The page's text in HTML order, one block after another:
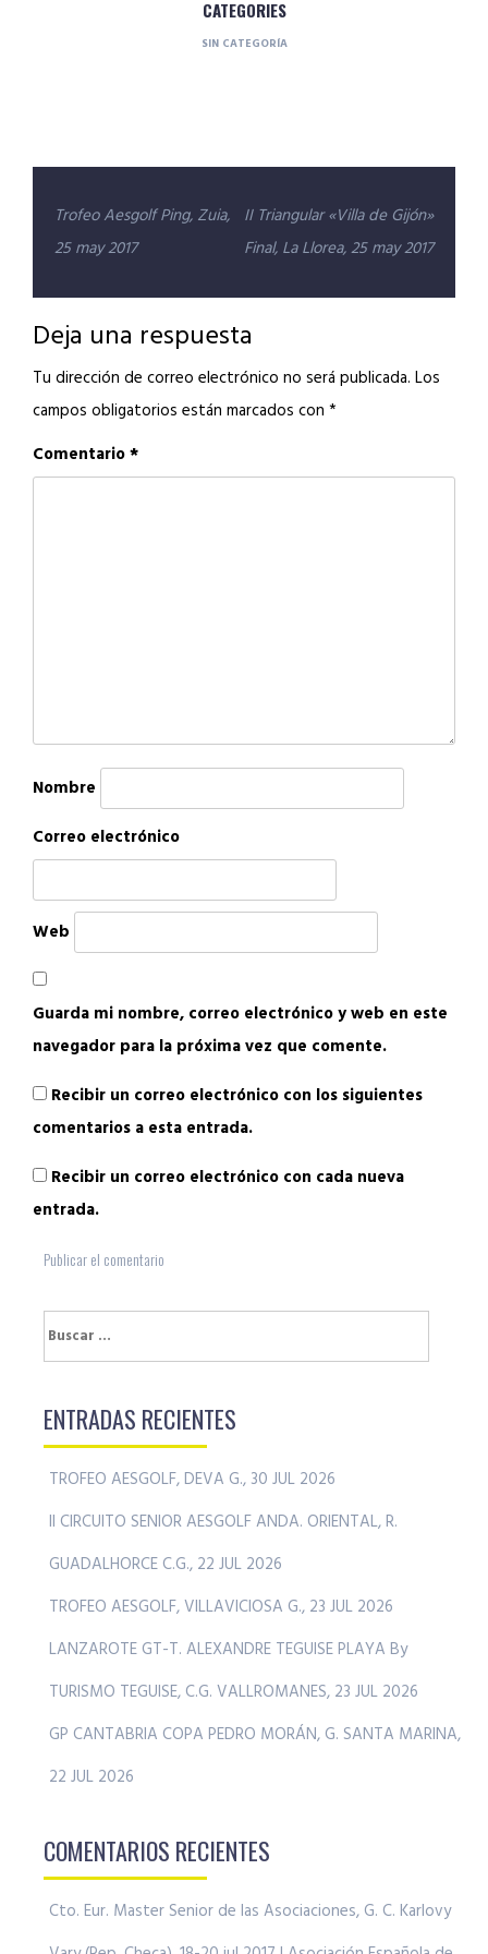
CATEGORIES
SIN CATEGORÍA
Navegación
de
entradas
Trofeo Aesgolf Ping, Zuia,
25 may 2017
II Triangular «Villa de Gijón»
Final, La Llorea, 25 may 2017
Deja una respuesta
Tu dirección de correo electrónico no será publicada. Los
campos obligatorios están marcados con *
Comentario*
Nombre
Correo electrónico
Web
Guarda mi nombre, correo electrónico y web en este
navegador para la próxima vez que comente.
Recibir un correo electrónico con los siguientes
comentarios a esta entrada.
Recibir un correo electrónico con cada nueva
entrada.
Buscar:
ENTRADAS RECIENTES
TROFEO AESGOLF, DEVA G., 30 JUL 2026
II CIRCUITO SENIOR AESGOLF ANDA. ORIENTAL, R.
GUADALHORCE C.G., 22 JUL 2026
TROFEO AESGOLF, VILLAVICIOSA G., 23 JUL 2026
LANZAROTE GT-T. ALEXANDRE TEGUISE PLAYA By
TURISMO TEGUISE, C.G. VALLROMANES, 23 JUL 2026
GP CANTABRIA COPA PEDRO MORÁN, G. SANTA MARINA,
22 JUL 2026
COMENTARIOS RECIENTES
Cto. Eur. Master Senior de las Asociaciones, G. C. Karlovy